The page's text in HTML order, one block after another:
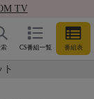
TV
CS番組一覧 番組表